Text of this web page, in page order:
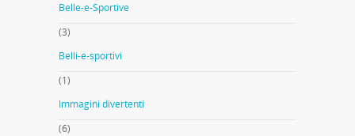
Belle-e-Sportive
(3)
Belli-e-sportivi
(1)
Immagini divertenti
(6)